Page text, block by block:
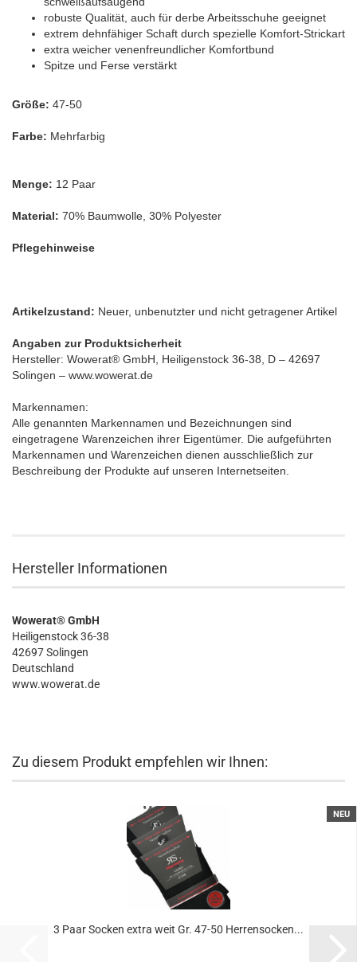
robuste Qualität, auch für derbe Arbeitsschuhe geeignet
extrem dehnfähiger Schaft durch spezielle Komfort-Strickart
extra weicher venenfreundlicher Komfortbund
Spitze und Ferse verstärkt
Größe: 47-50
Farbe: Mehrfarbig
Menge: 12 Paar
Material: 70% Baumwolle, 30% Polyester
Pflegehinweise
Artikelzustand: Neuer, unbenutzter und nicht getragener Artikel
Angaben zur Produktsicherheit
Hersteller: Wowerat® GmbH, Heiligenstock 36-38, D – 42697
Solingen – www.wowerat.de
Markennamen:
Alle genannten Markennamen und Bezeichnungen sind
eingetragene Warenzeichen ihrer Eigentümer. Die aufgeführten
Markennamen und Warenzeichen dienen ausschließlich zur
Beschreibung der Produkte auf unseren Internetseiten.
Hersteller Informationen
Wowerat® GmbH
Heiligenstock 36-38
42697 Solingen
Deutschland
www.wowerat.de
Zu diesem Produkt empfehlen wir Ihnen:
NEU
3 Paar Socken extra weit Gr. 47-50 Herrensocken...